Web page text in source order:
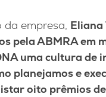
empresa, Eliana
pela ABMRA em
uma cultura de
planejamos e
oito prêmios